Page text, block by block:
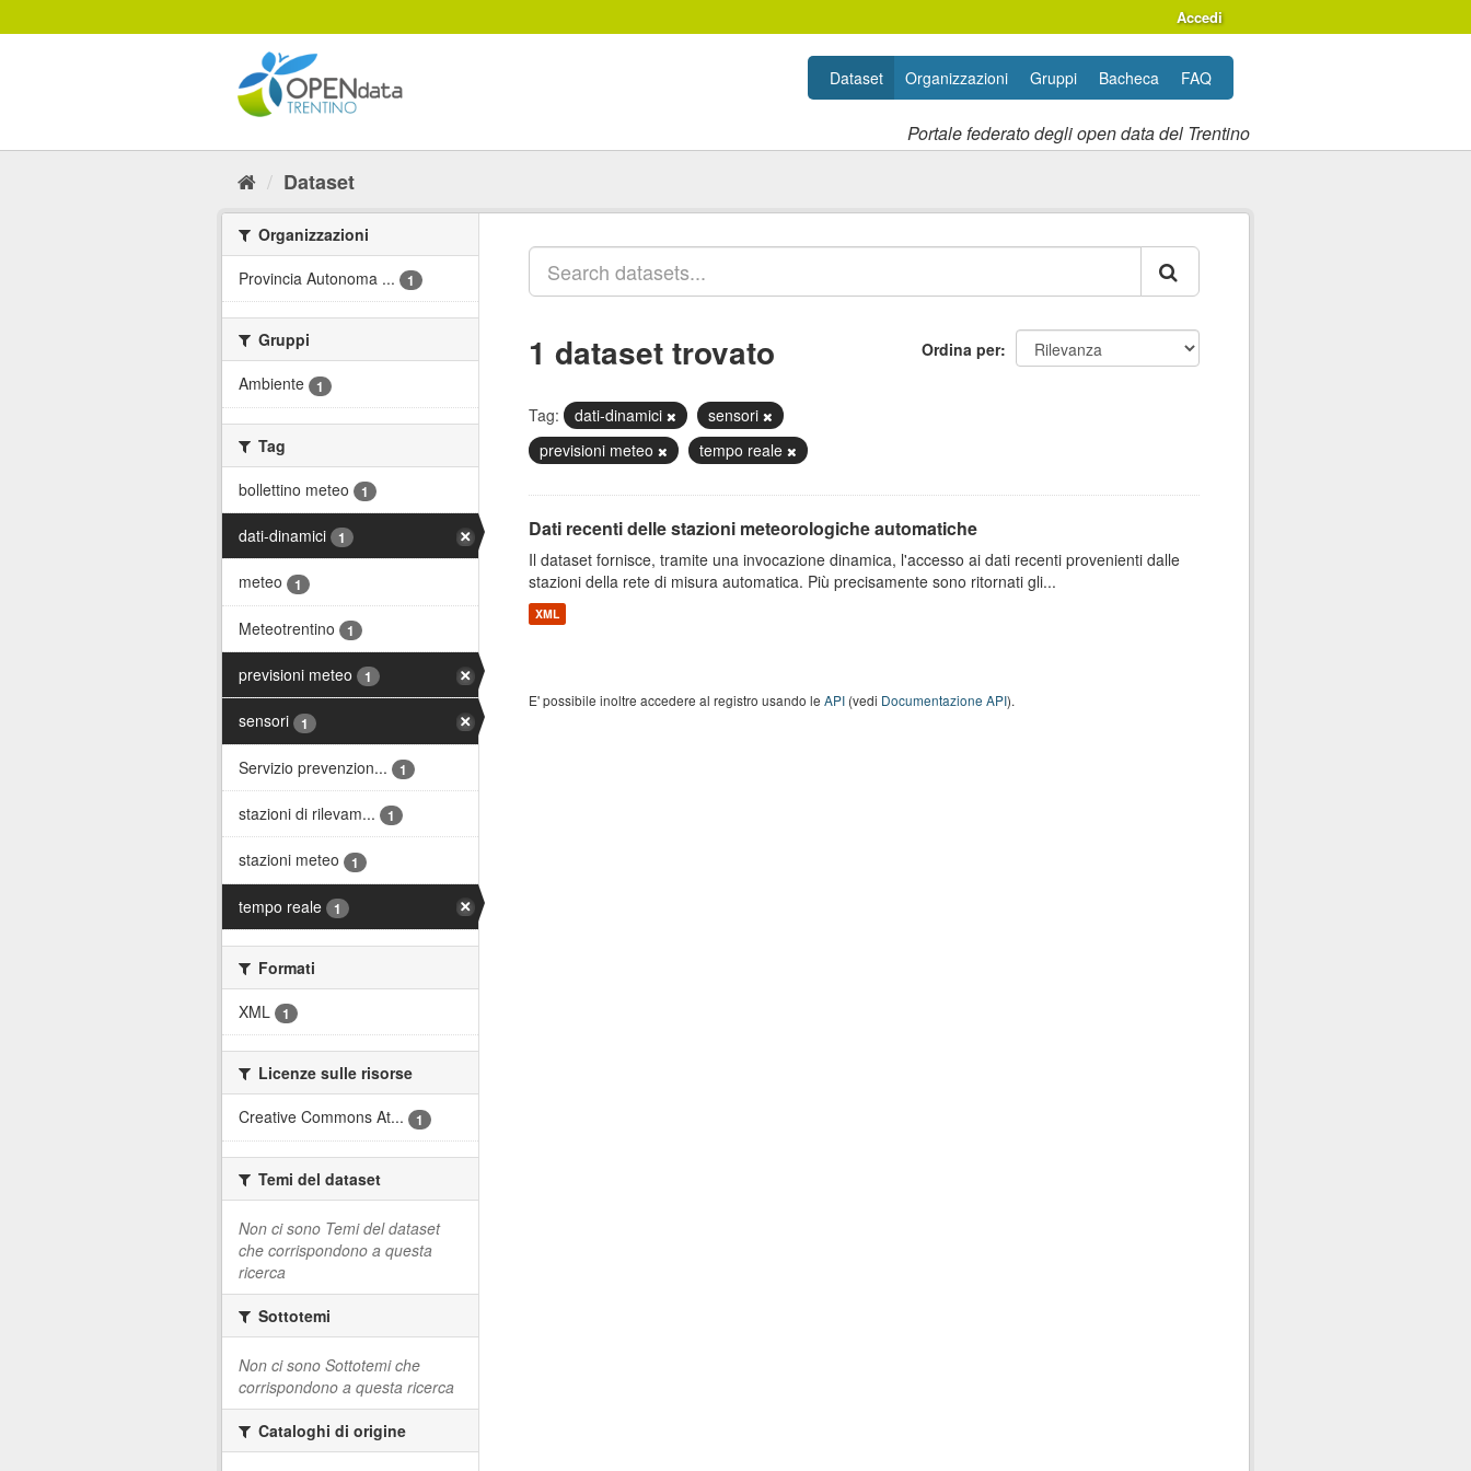
al
Accedi
Portale federato degli open data del Trentino
Dataset Organizzazioni Gruppi Bacheca FAQ
Dataset
Organizzazioni
Provincia Autonoma ...
1
Gruppi
Ambiente
1
Tag
bollettino meteo
1
dati-dinamici 1
meteo 1
Meteotrentino 1
previsioni meteo 1
sensori 1
Servizio prevenzion... 1
stazioni di rilevam... 1
stazioni meteo 1
tempo reale 1
Formati
XML
1
Licenze sulle risorse
Creative Commons At...
1
Temi del dataset
Non ci sono Temi del dataset
che corrispondono a questa
ricerca
Sottotemi
Non ci sono Sottotemi che
corrispondono a questa ricerca
Cataloghi di origine
Ordina per
1 dataset trovato
Tag: dati-dinamici
sensori
previsioni meteo
tempo reale
Dati recenti delle stazioni meteorologiche automatiche
Il dataset fornisce, tramite una invocazione dinamica, l'accesso ai dati recenti provenienti dalle
stazioni della rete di misura automatica. Più precisamente sono ritornati gli...
XML
E' possibile inoltre accedere al registro usando le API(vedi Documentazione API).